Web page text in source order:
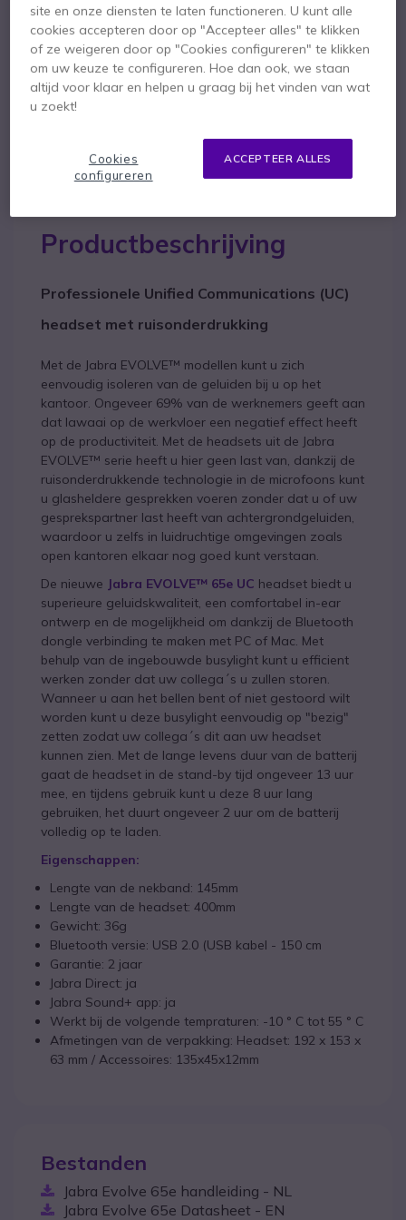
Om u van dienst te zijn bieden wij vergelijkbare producten aan
Bekijk alternatieven
Productbeschrijving
Professionele Unified Communications (UC)
headset met ruisonderdrukking
Met de Jabra EVOLVE™ modellen kunt u zich
eenvoudig isoleren van de geluiden bij u op het
kantoor. Ongeveer 69% van de werknemers geeft aan
dat lawaai op de werkvloer een negatief effect heeft
op de productiviteit. Met de headsets uit de Jabra
EVOLVE™ serie heeft u hier geen last van, dankzij de
ruisonderdrukkende technologie in de microfoons kunt
u glasheldere gesprekken voeren zonder dat u of uw
gesprekspartner last heeft van achtergrondgeluiden,
waardoor u zelfs in luidruchtige omgevingen zoals
open kantoren elkaar nog goed kunt verstaan.
De nieuwe Jabra EVOLVE™ 65e UC headset biedt u
superieure geluidskwaliteit, een comfortabel in-ear
ontwerp en de mogelijkheid om dankzij de Bluetooth
dongle verbinding te maken met PC of Mac. Met
behulp van de ingebouwde busylight kunt u efficient
werken zonder dat uw collega´s u zullen storen.
Wanneer u aan het bellen bent of niet gestoord wilt
worden kunt u deze busylight eenvoudig op "bezig"
zetten zodat uw collega´s dit aan uw headset
kunnen zien. Met de lange levens duur van de batterij
gaat de headset in de stand-by tijd ongeveer 13 uur
mee, en tijdens gebruik kunt u deze 8 uur lang
gebruiken, het duurt ongeveer 2 uur om de batterij
volledig op te laden.
Eigenschappen:
Lengte van de nekband: 145mm
Lengte van de headset: 400mm
Gewicht: 36g
Bluetooth versie: USB 2.0 (USB kabel - 150 cm
Garantie: 2 jaar
Jabra Direct: ja
Jabra Sound+ app: ja
Werkt bij de volgende tempraturen: -10 ° C tot 55 ° C
Afmetingen van de verpakking: Headset: 192 x 153 x
63 mm / Accessoires: 135x45x12mm
Bestanden
Jabra Evolve 65e handleiding - NL
Jabra Evolve 65e Datasheet - EN
site en onze diensten te laten functioneren. U kunt alle
cookies accepteren door op "Accepteer alles" te klikken
of ze weigeren door op "Cookies configureren" te klikken
om uw keuze te configureren. Hoe dan ook, we staan
altijd voor klaar en helpen u graag bij het vinden van wat
u zoekt!
ACCEPTEER ALLES
Cookies
configureren